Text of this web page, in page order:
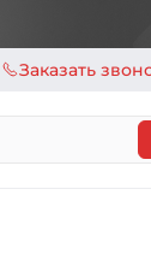
Заказать